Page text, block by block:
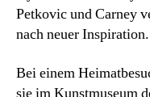
Petkovic und Carney
nach neuer Inspiration.
Bei einem
sie im Kunstmuseum